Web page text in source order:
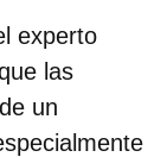
experto
las
un